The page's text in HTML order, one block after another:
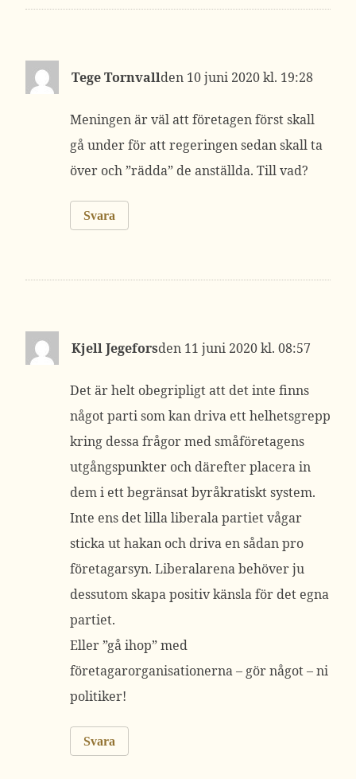
Tege Tornvall 10 juni 2020 kl. 19:28
Meningen är väl att företagen först skall
gå under för att regeringen sedan skall ta
över och ”rädda” de anställda. Till vad?
Svara
Kjell Jegefors 11 juni 2020 kl. 08:57
Det är helt obegripligt att det inte finns
något parti som kan driva ett helhetsgrepp
kring dessa frågor med småföretagens
utgångspunkter och därefter placera in
dem i ett begränsat byråkratiskt system.
Inte ens det lilla liberala partiet vågar
sticka ut hakan och driva en sådan pro
företagarsyn. Liberalarena behöver ju
dessutom skapa positiv känsla för det egna
partiet.
Eller ”gå ihop” med
företagarorganisationerna – gör något – ni
politiker!
Svara